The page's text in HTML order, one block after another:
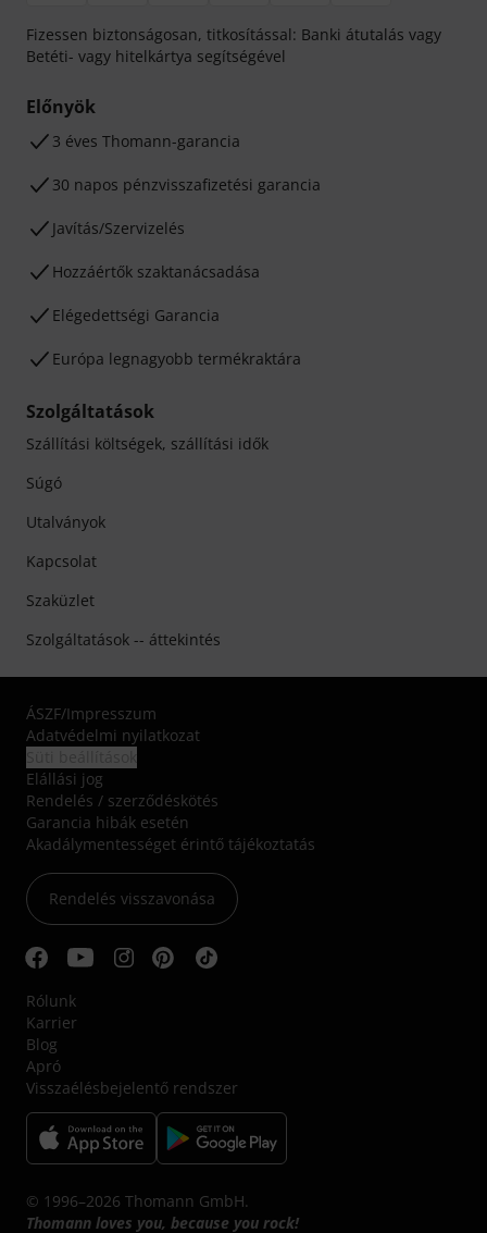
Fizessen biztonságosan, titkosítással: Banki átutalás vagy
Betéti- vagy hitelkártya segítségével
Előnyök
3 éves Thomann-garancia
30 napos pénzvisszafizetési garancia
Javítás/Szervizelés
Hozzáértők szaktanácsadása
Elégedettségi Garancia
Európa legnagyobb termékraktára
Szolgáltatások
Szállítási költségek, szállítási idők
Súgó
Utalványok
Kapcsolat
Szaküzlet
Szolgáltatások -- áttekintés
ÁSZF/Impresszum
Adatvédelmi nyilatkozat
Elállási jog
Rendelés / szerződéskötés
Garancia hibák esetén
Akadálymentességet érintő tájékoztatás
Rendelés visszavonása
Rólunk
Karrier
Blog
Apró
Visszaélésbejelentő rendszer
© 1996–2026 Thomann GmbH.
Thomann loves you, because you rock!